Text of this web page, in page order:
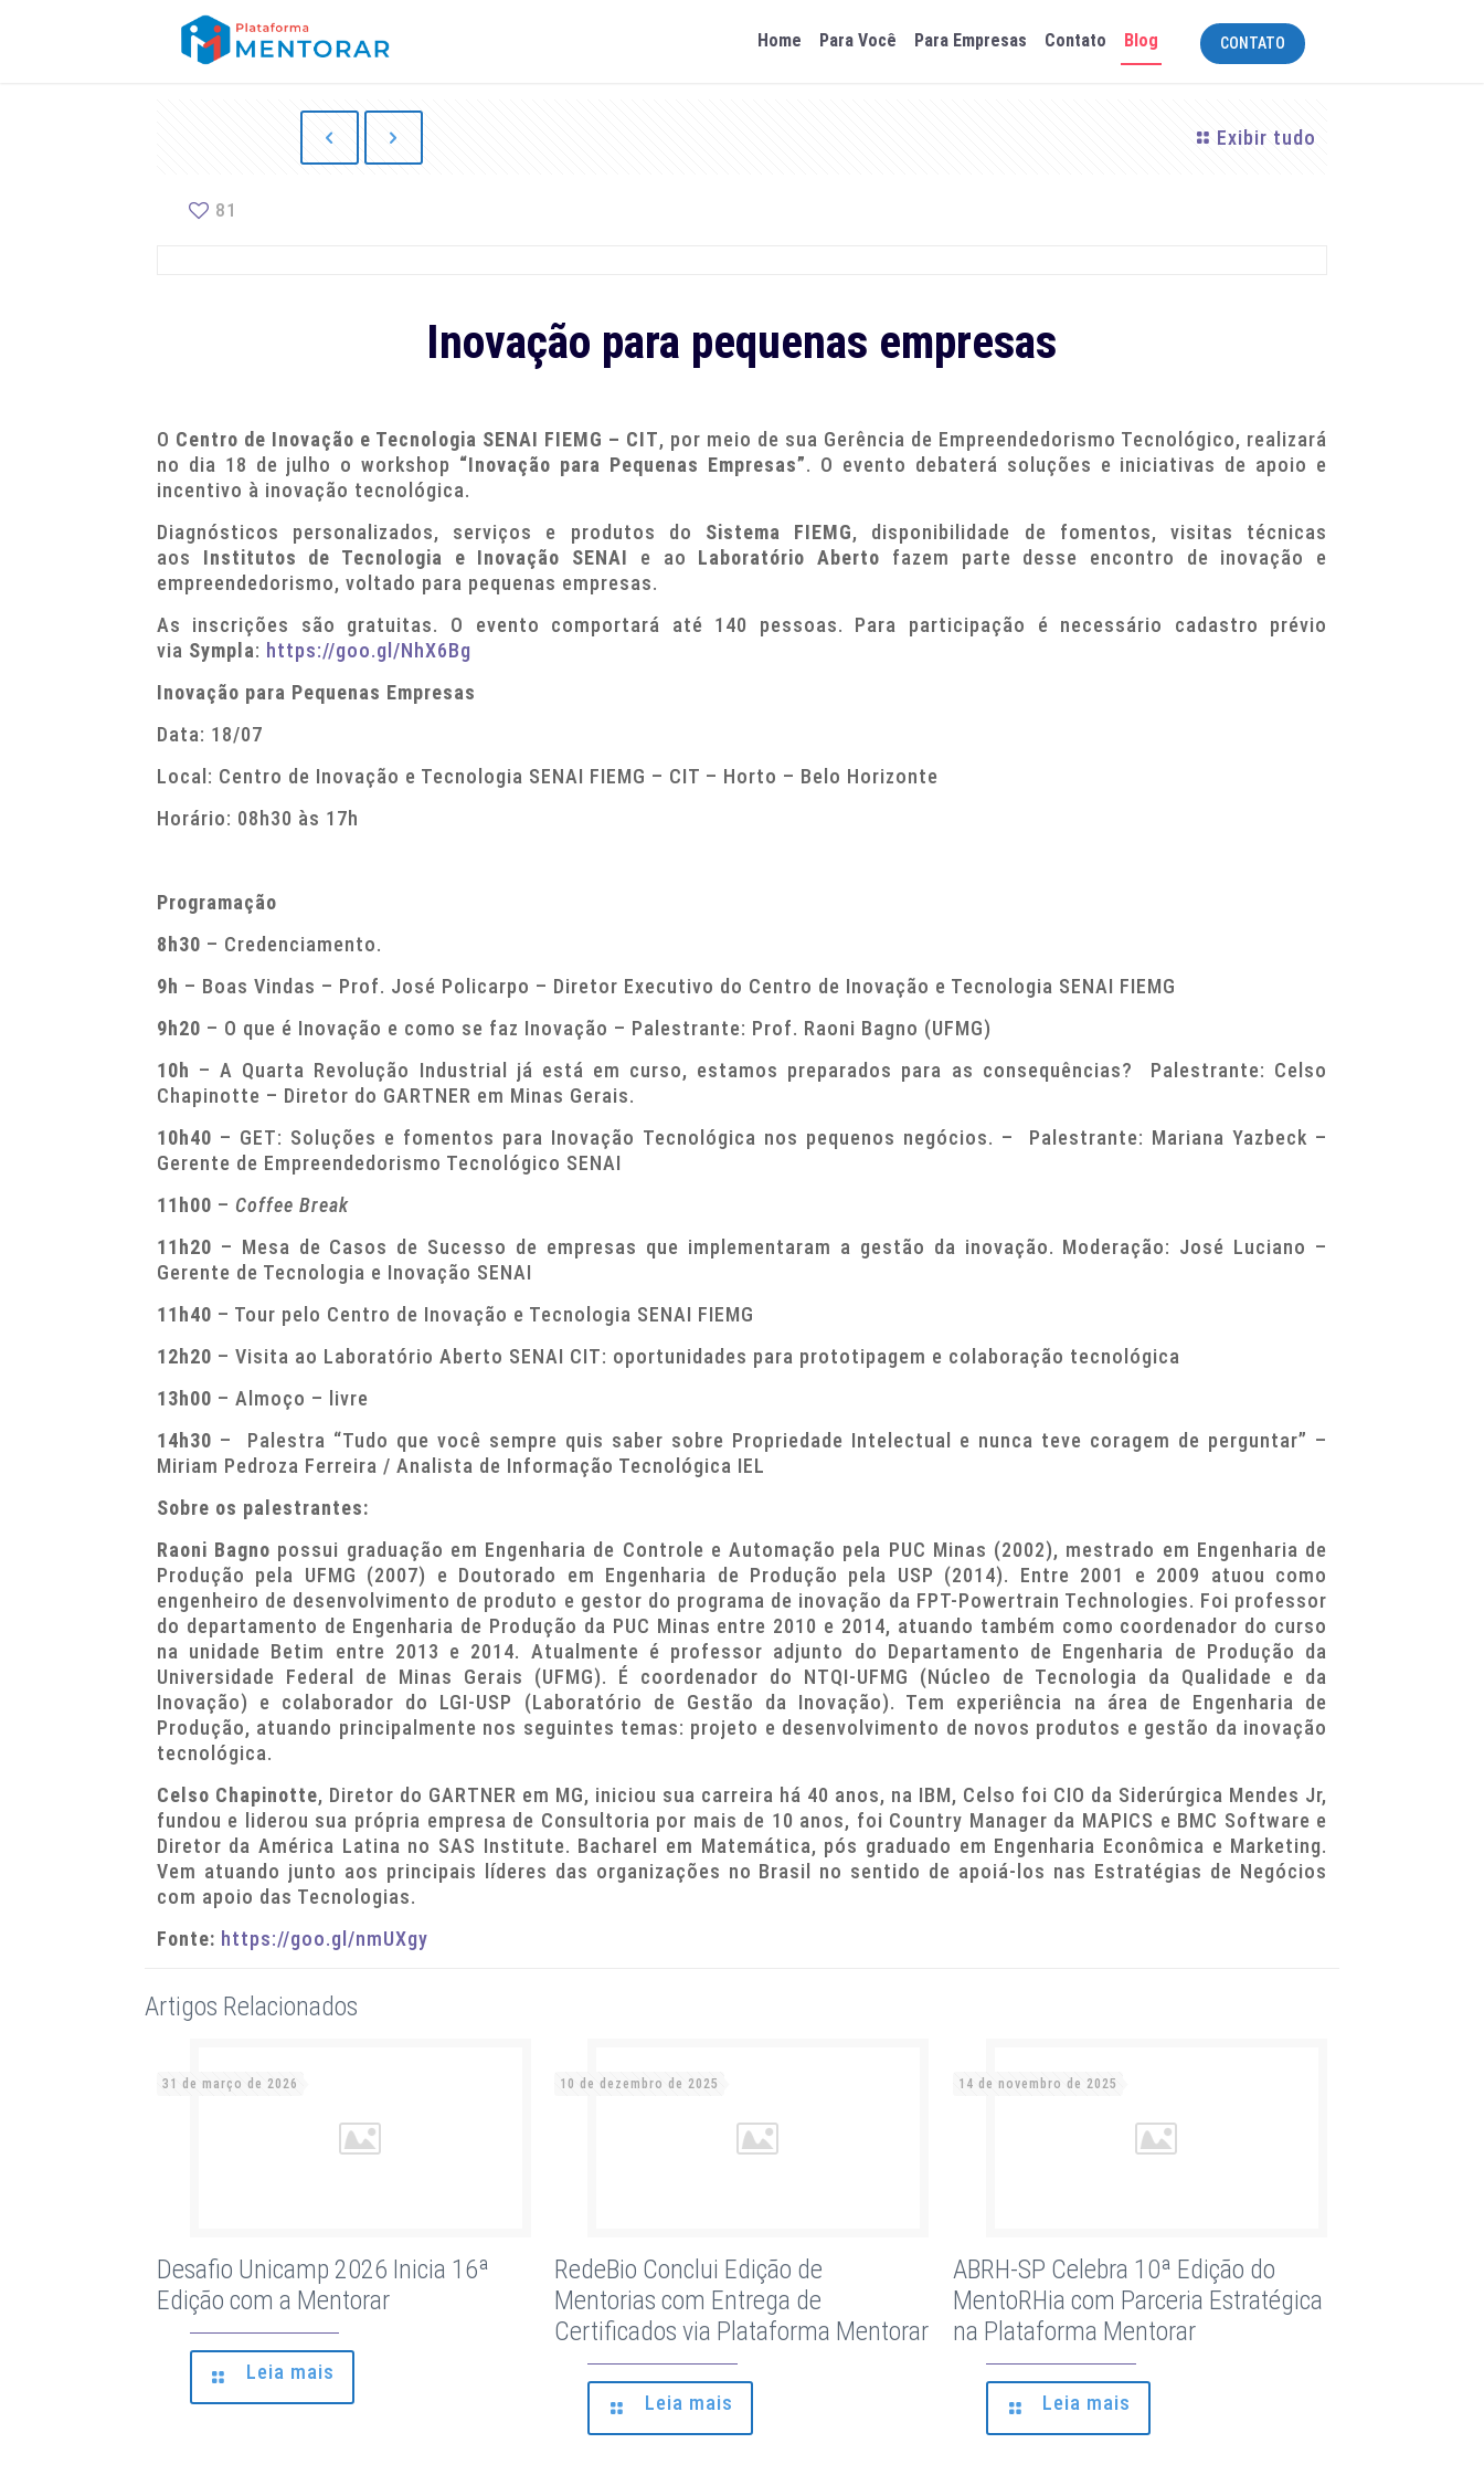
Home Para Você Para Empresas Contato Blog CONTATO
Exibir tudo
81
Inovação para pequenas empresas
O Centro de Inovação e Tecnologia SENAI FIEMG – CIT, por meio de sua Gerência de Empreendedorismo Tecnológico, realizará
no dia 18 de julho o workshop “Inovação para Pequenas Empresas”. O evento debaterá soluções e iniciativas de apoio e
incentivo à inovação tecnológica.
Diagnósticos personalizados, serviços e produtos do Sistema FIEMG, disponibilidade de fomentos, visitas técnicas
aos Institutos de Tecnologia e Inovação SENAI e ao Laboratório Aberto fazem parte desse encontro de inovação e
empreendedorismo, voltado para pequenas empresas.
As inscrições são gratuitas. O evento comportará até 140 pessoas. Para participação é necessário cadastro prévio
via Sympla: https://goo.gl/NhX6Bg
Inovação para Pequenas Empresas
Data: 18/07
Local: Centro de Inovação e Tecnologia SENAI FIEMG – CIT – Horto – Belo Horizonte
Horário: 08h30 às 17h
Programação
8h30 – Credenciamento.
9h – Boas Vindas – Prof. José Policarpo – Diretor Executivo do Centro de Inovação e Tecnologia SENAI FIEMG
9h20 – O que é Inovação e como se faz Inovação – Palestrante: Prof. Raoni Bagno (UFMG)
10h – A Quarta Revolução Industrial já está em curso, estamos preparados para as consequências? Palestrante: Celso
Chapinotte – Diretor do GARTNER em Minas Gerais.
10h40 – GET: Soluções e fomentos para Inovação Tecnológica nos pequenos negócios. – Palestrante: Mariana Yazbeck –
Gerente de Empreendedorismo Tecnológico SENAI
11h00 – Coffee Break
11h20 – Mesa de Casos de Sucesso de empresas que implementaram a gestão da inovação. Moderação: José Luciano –
Gerente de Tecnologia e Inovação SENAI
11h40 – Tour pelo Centro de Inovação e Tecnologia SENAI FIEMG
12h20 – Visita ao Laboratório Aberto SENAI CIT: oportunidades para prototipagem e colaboração tecnológica
13h00 – Almoço – livre
14h30 – Palestra “Tudo que você sempre quis saber sobre Propriedade Intelectual e nunca teve coragem de perguntar” –
Miriam Pedroza Ferreira / Analista de Informação Tecnológica IEL
Sobre os palestrantes:
Raoni Bagno possui graduação em Engenharia de Controle e Automação pela PUC Minas (2002), mestrado em Engenharia de
Produção pela UFMG (2007) e Doutorado em Engenharia de Produção pela USP (2014). Entre 2001 e 2009 atuou como
engenheiro de desenvolvimento de produto e gestor do programa de inovação da FPT-Powertrain Technologies. Foi professor
do departamento de Engenharia de Produção da PUC Minas entre 2010 e 2014, atuando também como coordenador do curso
na unidade Betim entre 2013 e 2014. Atualmente é professor adjunto do Departamento de Engenharia de Produção da
Universidade Federal de Minas Gerais (UFMG). É coordenador do NTQI-UFMG (Núcleo de Tecnologia da Qualidade e da
Inovação) e colaborador do LGI-USP (Laboratório de Gestão da Inovação). Tem experiência na área de Engenharia de
Produção, atuando principalmente nos seguintes temas: projeto e desenvolvimento de novos produtos e gestão da inovação
tecnológica.
Celso Chapinotte, Diretor do GARTNER em MG, iniciou sua carreira há 40 anos, na IBM, Celso foi CIO da Siderúrgica Mendes Jr,
fundou e liderou sua própria empresa de Consultoria por mais de 10 anos, foi Country Manager da MAPICS e BMC Software e
Diretor da América Latina no SAS Institute. Bacharel em Matemática, pós graduado em Engenharia Econômica e Marketing.
Vem atuando junto aos principais líderes das organizações no Brasil no sentido de apoiá-los nas Estratégias de Negócios
com apoio das Tecnologias.
Fonte: https://goo.gl/nmUXgy
Artigos Relacionados
31 de março de 2026
Desafio Unicamp 2026 Inicia 16ª
Edição com a Mentorar
Leia mais
10 de dezembro de 2025
RedeBio Conclui Edição de
Mentorias com Entrega de
Certificados via Plataforma Mentorar
Leia mais
14 de novembro de 2025
ABRH-SP Celebra 10ª Edição do
MentoRHia com Parceria Estratégica
na Plataforma Mentorar
Leia mais